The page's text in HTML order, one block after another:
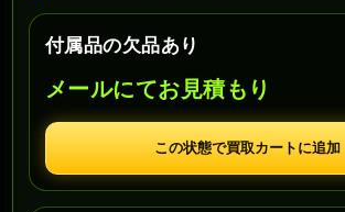
付属品の欠品あり
メールにてお見積もり
この状態で買取カートに追加